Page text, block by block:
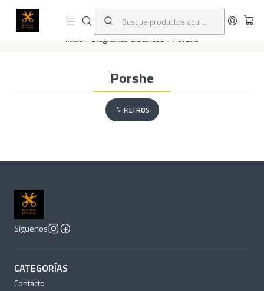
Este es el texto del slide
Inicio Diagramas eléctricos Porshe
Porshe
FILTROS
Síguenos
CATEGORÍAS
Contacto